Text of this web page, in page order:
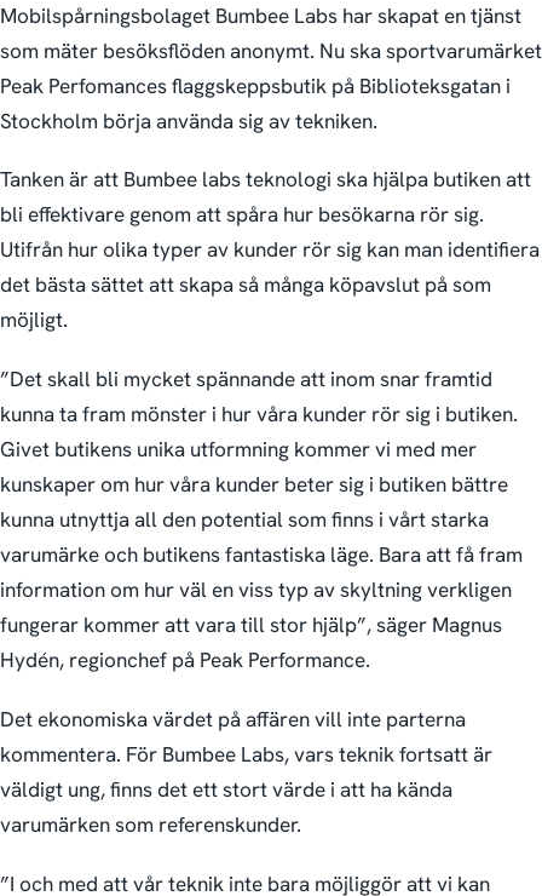
Mobilspårningsbolaget Bumbee Labs har skapat en tjänst
som mäter besöksflöden anonymt. Nu ska sportvarumärket
Peak Perfomances flaggskeppsbutik på Biblioteksgatan i
Stockholm börja använda sig av tekniken.
Tanken är att Bumbee labs teknologi ska hjälpa butiken att
bli effektivare genom att spåra hur besökarna rör sig.
Utifrån hur olika typer av kunder rör sig kan man identifiera
det bästa sättet att skapa så många köpavslut på som
möjligt.
”Det skall bli mycket spännande att inom snar framtid
kunna ta fram mönster i hur våra kunder rör sig i butiken.
Givet butikens unika utformning kommer vi med mer
kunskaper om hur våra kunder beter sig i butiken bättre
kunna utnyttja all den potential som finns i vårt starka
varumärke och butikens fantastiska läge. Bara att få fram
information om hur väl en viss typ av skyltning verkligen
fungerar kommer att vara till stor hjälp”, säger Magnus
Hydén, regionchef på Peak Performance.
Det ekonomiska värdet på affären vill inte parterna
kommentera. För Bumbee Labs, vars teknik fortsatt är
väldigt ung, finns det ett stort värde i att ha kända
varumärken som referenskunder.
”I och med att vår teknik inte bara möjliggör att vi kan